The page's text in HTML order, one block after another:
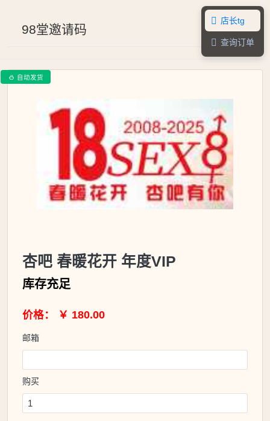
98堂邀请码
 店长tg
 查询订单
 自动发货
杏吧 春暖花开 年度VIP
库存充足
价格： ￥ 180.00
邮箱
购买